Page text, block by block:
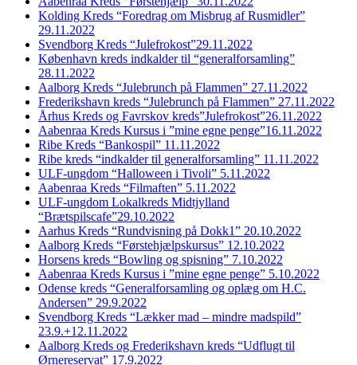
Kolding Kreds “Foredrag om Misbrug af Rusmidler”
29.11.2022
Svendborg Kreds “Julefrokost”29.11.2022
København kreds indkalder til “generalforsamling”
28.11.2022
Aalborg Kreds “Julebrunch på Flammen” 27.11.2022
Frederikshavn kreds “Julebrunch på Flammen” 27.11.2022
Århus Kreds og Favrskov kreds”Julefrokost”26.11.2022
Aabenraa Kreds Kursus i ”mine egne penge”16.11.2022
Ribe Kreds “Bankospil” 11.11.2022
Ribe kreds “indkalder til generalforsamling” 11.11.2022
ULF-ungdom “Halloween i Tivoli” 5.11.2022
Aabenraa Kreds “Filmaften” 5.11.2022
ULF-ungdom Lokalkreds Midtjylland
“Brætspilscafe”29.10.2022
Aarhus Kreds “Rundvisning på Dokk1” 20.10.2022
Aalborg Kreds “Førstehjælpskursus” 12.10.2022
Horsens kreds “Bowling og spisning” 7.10.2022
Aabenraa Kreds Kursus i ”mine egne penge” 5.10.2022
Odense kreds “Generalforsamling og oplæg om H.C.
Andersen” 29.9.2022
Svendborg Kreds “Lækker mad – mindre madspild”
23.9.+12.11.2022
Aalborg Kreds og Frederikshavn kreds “Udflugt til
Ørnereservat” 17.9.2022